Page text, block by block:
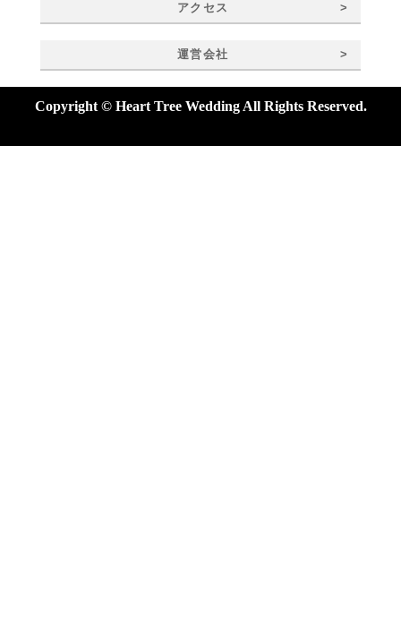
アクセス >
運営会社 >
Copyright © Heart Tree Wedding All Rights Reserved.